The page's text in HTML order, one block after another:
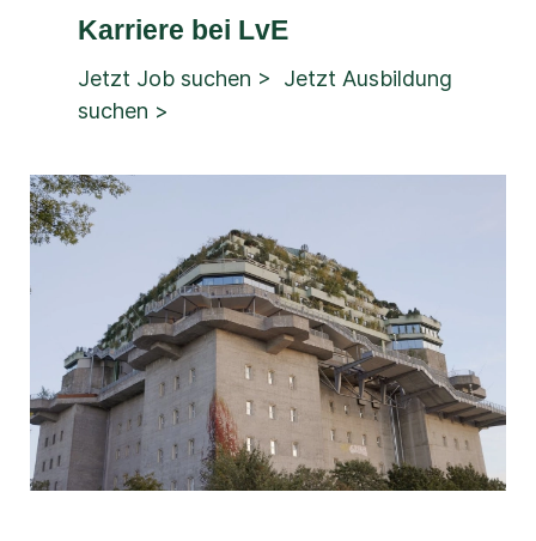
Karriere bei LvE
Jetzt Job suchen >
Jetzt Ausbildung
suchen >